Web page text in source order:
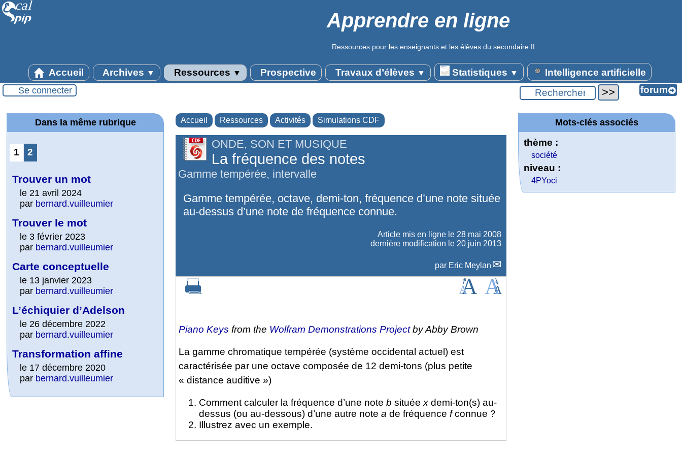
Apprendre en ligne
Ressources pour les enseignants et les élèves du secondaire II.
Accueil Archives ▼ Ressources ▼ Prospective Travaux d’élèves ▼ Statistiques ▼ Intelligence artificielle
Se connecter
Accueil Ressources Activités Simulations CDF
ONDE, SON ET MUSIQUE
La fréquence des notes
Gamme tempérée, intervalle
Gamme tempérée, octave, demi-ton, fréquence d’une note située
au-dessus d’une note de fréquence connue.
Article mis en ligne le 28 mai 2008
dernière modification le 20 juin 2013
par Eric Meylan
Piano Keys from the Wolfram Demonstrations Projectby Abby Brown
La gamme chromatique tempérée (système occidental actuel) est
caractérisée par une octave composée de 12 demi-tons (plus petite
« distance auditive »)
Comment calculer la fréquence d’une note b située x demi-ton(s) au-
dessus (ou au-dessous) d’une autre note a de fréquence fconnue ?
Illustrez avec un exemple.
Dans la même rubrique
1 2
Trouver un mot
le 21 avril 2024
par bernard.vuilleumier
Trouver le mot
le 3 février 2023
par bernard.vuilleumier
Carte conceptuelle
le 13 janvier 2023
par bernard.vuilleumier
L’échiquier d’Adelson
le 26 décembre 2022
par bernard.vuilleumier
Transformation affine
le 17 décembre 2020
par bernard.vuilleumier
Mots-clés associés
thème :
société
niveau :
4PYoci